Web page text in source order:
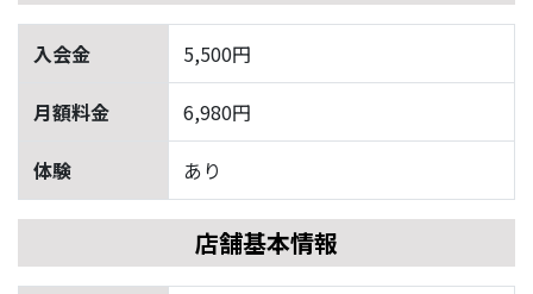
入会金 5,500円
月額料金 6,980円
体験 あり
店舗基本情報